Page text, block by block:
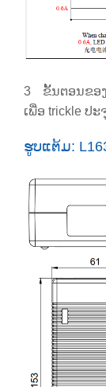
3 ຂັ້ນ​ຕອນ​ຂອ
ເພື່ອ trickle ປະ​
ຮູບແຕ້ມ: